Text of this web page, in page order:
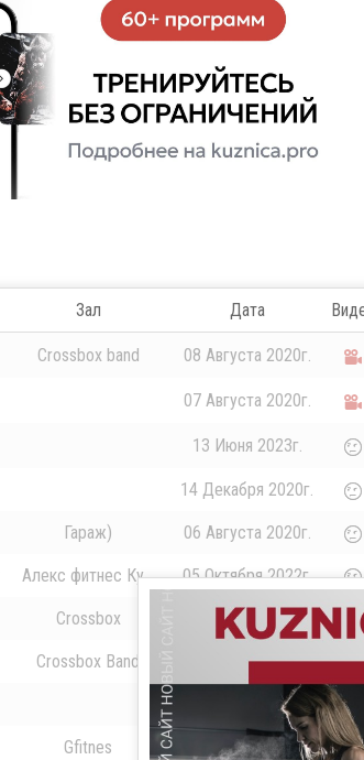
Зал Дата
Crossbox band 08 Августа 2020г.
07 Августа 2020г.
13 Июня 2023г.
14 Декабря 2020г.
Гараж) 06 Августа 2020г.
Алекс фитнес Ку... 05 Октября 2022г.
Crossbox 06 Августа 2020г.
Crossbox Band 04 Августа 2020г.
03 Августа 2020г.
Gfitnes 07 Августа 2020г.